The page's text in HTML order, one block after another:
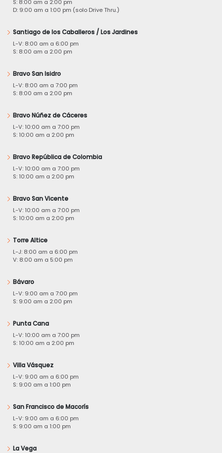
S: 8:00 am a 2:00 pm
D: 9:00 am a 1:00 pm (solo Drive Thru.)
Santiago de los Caballeros / Los Jardines
L-V: 8:00 am a 6:00 pm
S: 8:00 am a 2:00 pm
Bravo San Isidro
L-V: 8:00 am a 7:00 pm
S: 8:00 am a 2:00 pm
Bravo Núñez de Cáceres
L-V: 10:00 am a 7:00 pm
S: 10:00 am a 2:00 pm
Bravo República de Colombia
L-V: 10:00 am a 7:00 pm
S: 10:00 am a 2:00 pm
Bravo San Vicente
L-V: 10:00 am a 7:00 pm
S: 10:00 am a 2:00 pm
Torre Altice
L-J: 8:00 am a 6:00 pm
V: 8:00 am a 5:00 pm
Bávaro
L-V: 9:00 am a 7:00 pm
S: 9:00 am a 2:00 pm
Punta Cana
L-V: 10:00 am a 7:00 pm
S: 10:00 am a 2:00 pm
Villa Vásquez
L-V: 9:00 am a 6:00 pm
S: 9:00 am a 1:00 pm
San Francisco de Macorís
L-V: 9:00 am a 6:00 pm
S: 9:00 am a 1:00 pm
La Vega